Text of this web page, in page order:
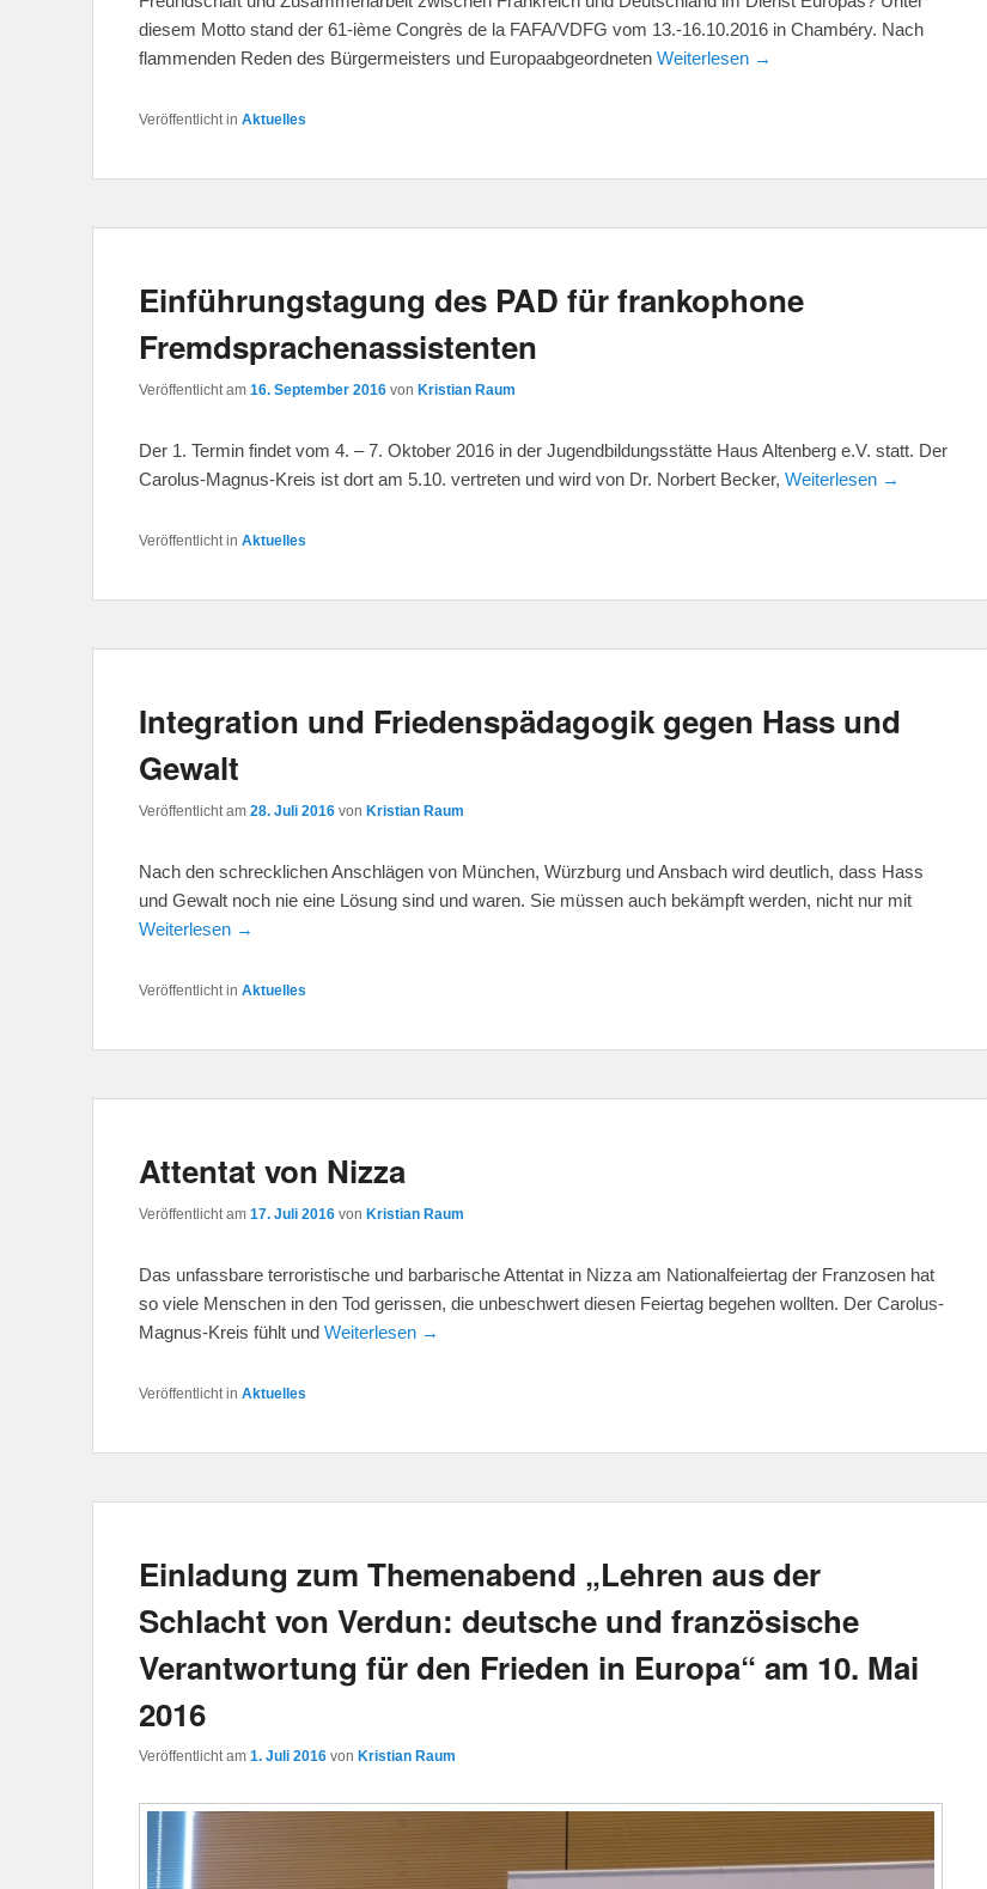
diesem Motto stand der 61-ième Congrès de la FAFA/VDFG vom 13.-16.10.2016 in Chambéry. Nach
flammenden Reden des Bürgermeisters und Europaabgeordneten Weiterlesen →
Veröffentlicht in Aktuelles
Einführungstagung des PAD für frankophone
Fremdsprachenassistenten
Veröffentlicht am 16. September 2016 von Kristian Raum
Der 1. Termin findet vom 4. – 7. Oktober 2016 in der Jugendbildungsstätte Haus Altenberg e.V. statt. Der
Carolus-Magnus-Kreis ist dort am 5.10. vertreten und wird von Dr. Norbert Becker, Weiterlesen →
Veröffentlicht in Aktuelles
Integration und Friedenspädagogik gegen Hass und
Gewalt
Veröffentlicht am 28. Juli 2016 von Kristian Raum
Nach den schrecklichen Anschlägen von München, Würzburg und Ansbach wird deutlich, dass Hass
und Gewalt noch nie eine Lösung sind und waren. Sie müssen auch bekämpft werden, nicht nur mit
Weiterlesen →
Veröffentlicht in Aktuelles
Attentat von Nizza
Veröffentlicht am 17. Juli 2016 von Kristian Raum
Das unfassbare terroristische und barbarische Attentat in Nizza am Nationalfeiertag der Franzosen hat
so viele Menschen in den Tod gerissen, die unbeschwert diesen Feiertag begehen wollten. Der Carolus-
Magnus-Kreis fühlt und Weiterlesen →
Veröffentlicht in Aktuelles
Einladung zum Themenabend „Lehren aus der
Schlacht von Verdun: deutsche und französische
Verantwortung für den Frieden in Europa“ am 10. Mai
2016
Veröffentlicht am 1. Juli 2016 von Kristian Raum